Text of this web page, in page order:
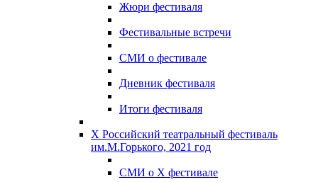
Жюри фестиваля
Фестивальные встречи
СМИ о фестивале
Дневник фестиваля
Итоги фестиваля
X Российский театральный фестиваль
им.М.Горького, 2021 год
СМИ о X фестивале